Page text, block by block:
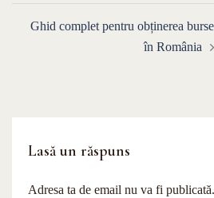
Ghid complet pentru obținerea
în România
Lasă un răspuns
Adresa ta de email nu va fi publicată.